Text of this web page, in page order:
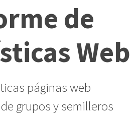
de
Web
páginas web
grupos y semilleros